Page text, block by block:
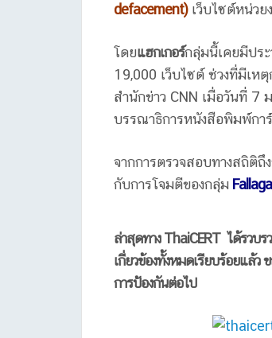
defacement)เว็บไซต์หน่วย
โดยแฮกเกอร์กลุ่มนี้เคยมีปร
19,000 เว็บไซต์ ช่วงที่มีเ
สำนักข่าว CNN เมื่อวันที่ 7
บรรณาธิการหนังสือพิมพ์กา
จากการตรวจสอบทางสถิติ
กับการโจมตีของกลุ่ม
ล่าสุดทาง ThaiCERT ได้รวบ
เกี่ยวข้องทั้งหมดเรียบร้อยแล้ว
การป้องกันต่อไป